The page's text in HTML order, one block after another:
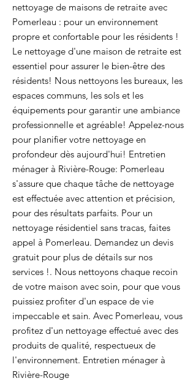
nettoyage de maisons de retraite avec
Pomerleau : pour un environnement
propre et confortable pour les résidents !
Le nettoyage d'une maison de retraite est
essentiel pour assurer le bien-être des
résidents! Nous nettoyons les bureaux, les
espaces communs, les sols et les
équipements pour garantir une ambiance
professionnelle et agréable! Appelez-nous
pour planifier votre nettoyage en
profondeur dès aujourd'hui! Entretien
ménager à Rivière-Rouge: Pomerleau
s'assure que chaque tâche de nettoyage
est effectuée avec attention et précision,
pour des résultats parfaits. Pour un
nettoyage résidentiel sans tracas, faites
appel à Pomerleau. Demandez un devis
gratuit pour plus de détails sur nos
services !. Nous nettoyons chaque recoin
de votre maison avec soin, pour que vous
puissiez profiter d'un espace de vie
impeccable et sain. Avec Pomerleau, vous
profitez d'un nettoyage effectué avec des
produits de qualité, respectueux de
l'environnement. Entretien ménager à
Rivière-Rouge